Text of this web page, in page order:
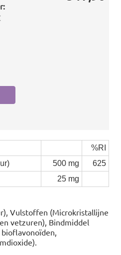
%RI
500 mg
625
25 mg
Vulstoffen (Microkristallijne
vetzuren), Bindmiddel